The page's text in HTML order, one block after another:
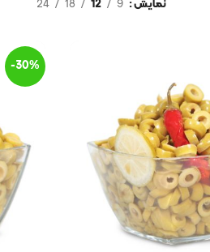
نمایش 9
12
18
24
-30%